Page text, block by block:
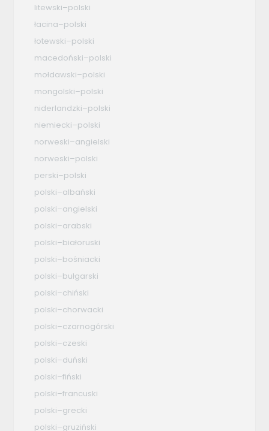
litewski–polski
łacina–polski
łotewski–polski
macedoński–polski
mołdawski–polski
mongolski–polski
niderlandzki–polski
niemiecki–polski
norweski–angielski
norweski–polski
perski–polski
polski–albański
polski–angielski
polski–arabski
polski–białoruski
polski–bośniacki
polski–bułgarski
polski–chiński
polski–chorwacki
polski–czarnogórski
polski–czeski
polski–duński
polski–fiński
polski–francuski
polski–grecki
polski–gruziński